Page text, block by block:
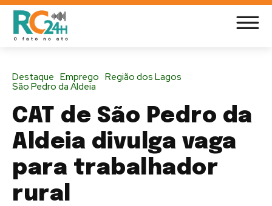
Destaque Emprego Região dos Lagos
São Pedro da Aldeia
CAT de São Pedro da
Aldeia divulga vaga
para trabalhador
rural